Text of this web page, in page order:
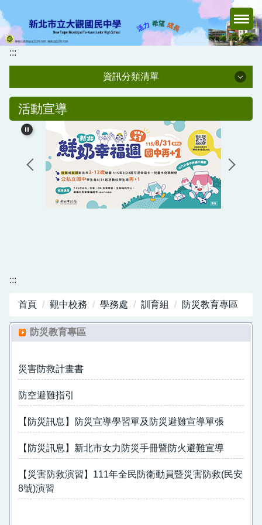
到
主
要
內
:::
資訊分類清單
觀中校務
活動宣導
:::
首頁 觀中校務 學務處 訓育組 防災教育專區
防災教育專區
災害防救計畫書
防空避難指引
【防災訊息】防災宣導學習單及防災避難宣導單張
【防災訊息】新北市女力防災手冊暨防火避難宣導
【災害防救演習】111年全民防衛動員暨災害防救(民安
8號)演習